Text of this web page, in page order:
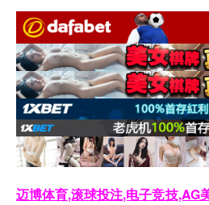
迈博体育,滚球投注,电子竞技,AG